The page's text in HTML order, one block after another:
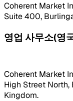
Coherent Market
Suite 400,
영업 사무소(영
Coherent Market
High Street North,
Kingdom.